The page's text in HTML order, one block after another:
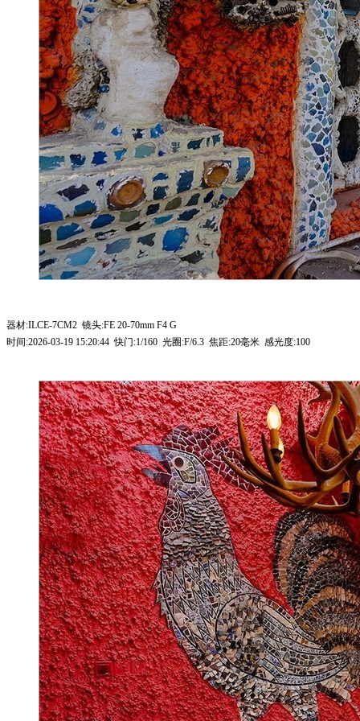
器材:ILCE-7CM2 镜头:FE 20-70mm F4 G
时间:2026-03-19 15:20:44 快门:1/160 光圈:F/6.3 焦距:20毫米 感光度:100